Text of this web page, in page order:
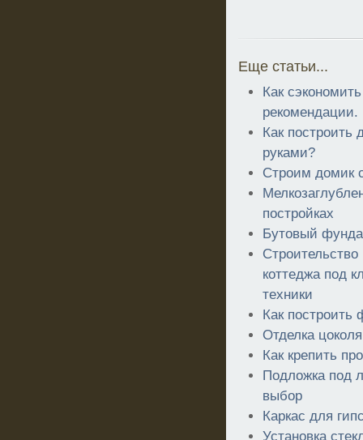
Еще статьи...
Как
рекомендации.
Как построить
руками?
Строим домик
постройках
Бутовый
коттеджа под
техники
Как построить
Отделка
Как крепить
Подложка под
выбор
Каркас для
Установка